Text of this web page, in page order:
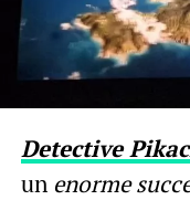
Detective
un enorme